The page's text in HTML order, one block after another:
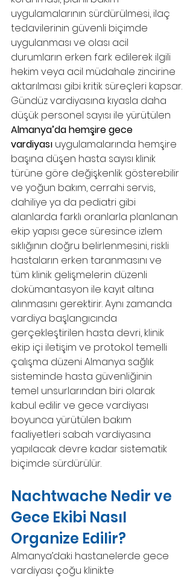
uygulamalarının sürdürülmesi, ilaç
tedavilerinin güvenli biçimde
uygulanması ve olası acil
durumların erken fark edilerek ilgili
hekim veya acil müdahale zincirine
aktarılması gibi kritik süreçleri kapsar.
Gündüz vardiyasına kıyasla daha
düşük personel sayısı ile yürütülen
Almanya’da hemşire gece
vardiyası uygulamalarında hemşire
başına düşen hasta sayısı klinik
türüne göre değişkenlik gösterebilir
ve yoğun bakım, cerrahi servis,
dahiliye ya da pediatri gibi
alanlarda farklı oranlarla planlanan
ekip yapısı gece süresince izlem
sıklığının doğru belirlenmesini, riskli
hastaların erken taranmasını ve
tüm klinik gelişmelerin düzenli
dokümantasyon ile kayıt altına
alınmasını gerektirir. Aynı zamanda
vardiya başlangıcında
gerçekleştirilen hasta devri, klinik
ekip içi iletişim ve protokol temelli
çalışma düzeni Almanya sağlık
sisteminde hasta güvenliğinin
temel unsurlarından biri olarak
kabul edilir ve gece vardiyası
boyunca yürütülen bakım
faaliyetleri sabah vardiyasına
yapılacak devre kadar sistematik
biçimde sürdürülür.
Nachtwache Nedir ve
Gece Ekibi Nasıl
Organize Edilir?
Almanya’daki hastanelerde gece
vardiyası çoğu klinikte